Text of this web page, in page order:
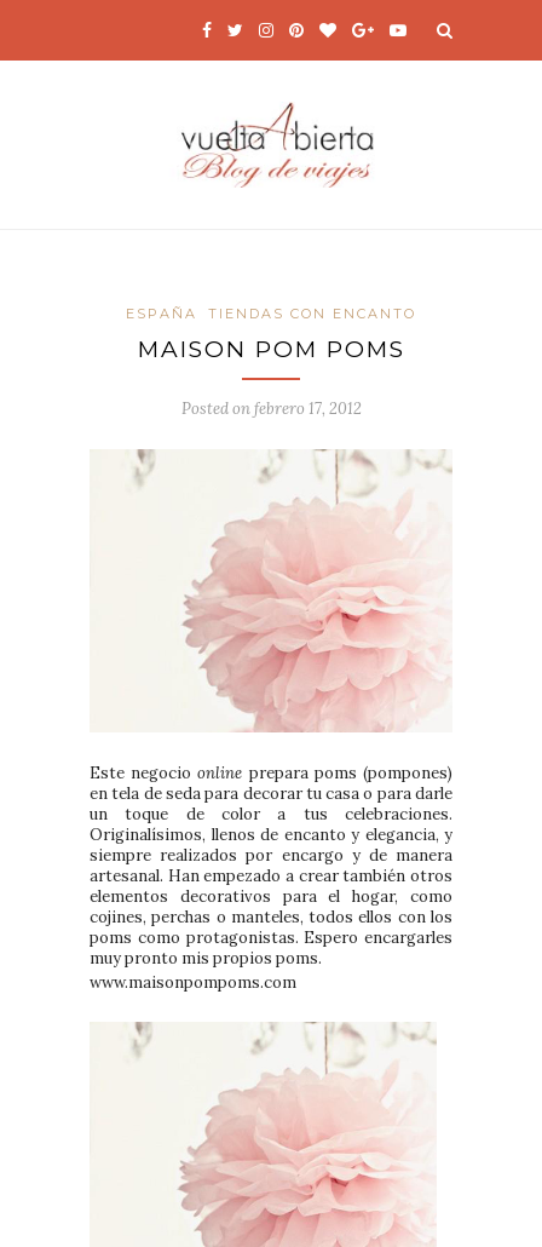
ESPAÑA TIENDAS CON ENCANTO
MAISON POM POMS
Posted onfebrero 17, 2012
Este negocioonline prepara poms (pompones)
en tela de seda para decorar tu casa o para darle
un toque de color a tus celebraciones.
Originalísimos, llenos de encanto y elegancia, y
siempre realizados por encargo y de manera
artesanal. Han empezado a crear también otros
elementos decorativos para el hogar, como
cojines, perchas o manteles, todos ellos con los
poms como protagonistas. Espero encargarles
muy pronto mis propios poms.
www.maisonpompoms.com